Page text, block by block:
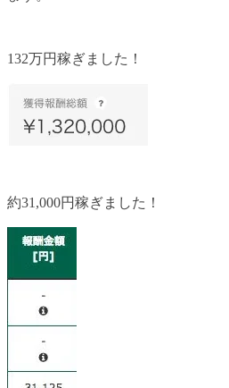
132万円稼ぎました！
約31,000円稼ぎました！